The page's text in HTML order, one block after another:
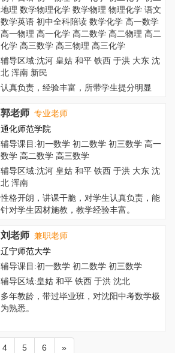
地理 数学物理化学 数学物理 物理化学 语文
数学英语 初中全科陪读 数学化学 高一数学
高一物理 高一化学 高二数学 高二物理 高二
化学 高三数学 高三物理 高三化学
辅导区域:沈河 皇姑 和平 铁西 于洪 大东 沈
北 浑南 新民
认真负责，经验丰富，所带学生提分明显
郭老师 专业老师
通化师范学院
辅导课目:初一数学 初二数学 初三数学 高一
数学 高二数学 高三数学
辅导区域:沈河 皇姑 和平 铁西 于洪 大东 沈
北 浑南
性格开朗，讲课干脆，对学生认真负责，能
针对学生因材施教，教学经验丰富。
刘老师 兼职老师
辽宁师范大学
辅导课目:初一数学 初二数学 初三数学
辅导区域:皇姑 和平 铁西 于洪 沈北
多年教龄，带过毕业班，对沈阳中考数学极
为熟悉。
4 5 6 »